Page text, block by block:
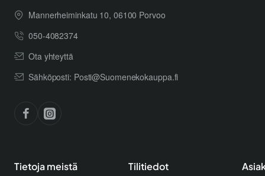
Mannerheiminkatu 10, 06100 Porvoo
050-4082374
Ota yhteyttä
Sähköposti: Posti@Suomenekokauppa.fi
Tietoja meistä Tilitiedot